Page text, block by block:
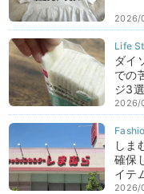
2026/
ダイ
での
ジ3選
2026/
しま
確保
イテ
2026/